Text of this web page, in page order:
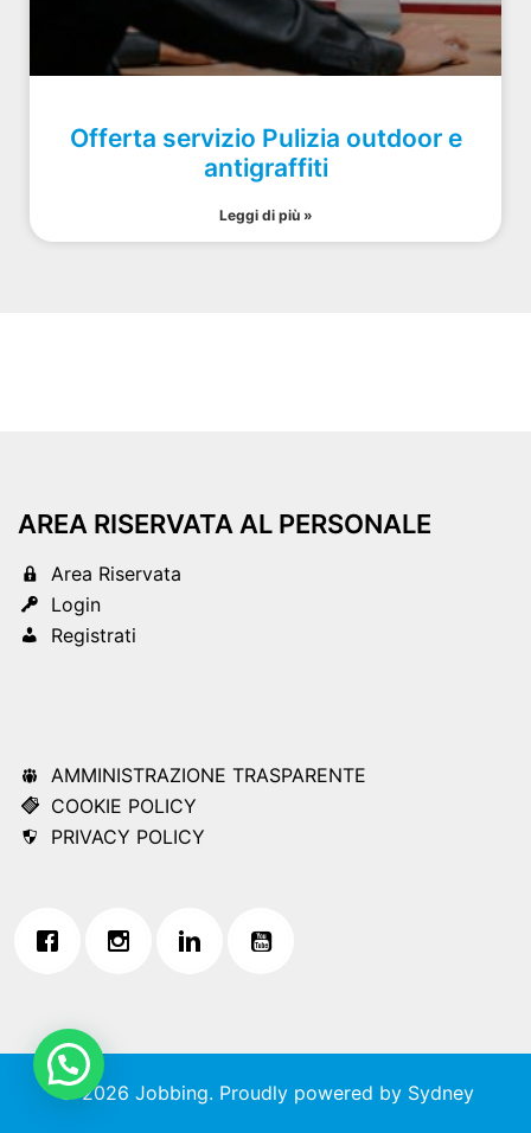
Offerta servizio Pulizia outdoor e
antigraffiti
Leggi di più »
AREA RISERVATA AL PERSONALE
Area Riservata
Login
Registrati
AMMINISTRAZIONE TRASPARENTE
COOKIE POLICY
PRIVACY POLICY
© 2026 Jobbing. Proudly powered by Sydney